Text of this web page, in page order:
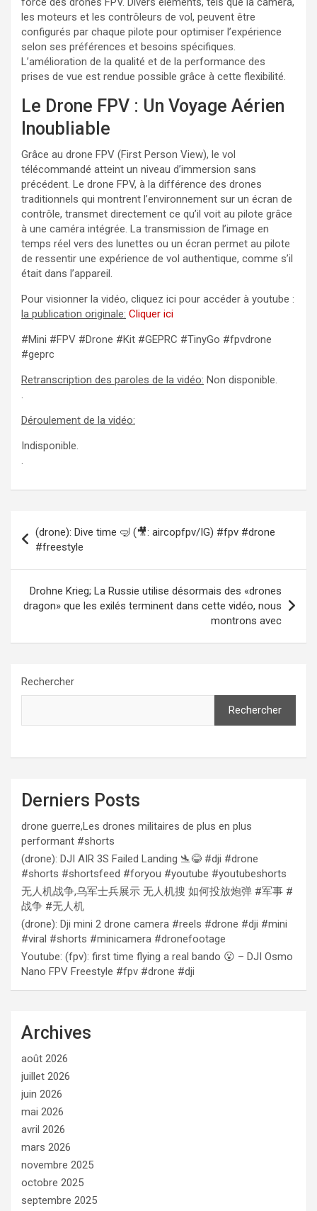
les moteurs et les contrôleurs de vol, peuvent être
configurés par chaque pilote pour optimiser l’expérience
selon ses préférences et besoins spécifiques.
L’amélioration de la qualité et de la performance des
prises de vue est rendue possible grâce à cette flexibilité.
Le Drone FPV : Un Voyage Aérien
Inoubliable
Grâce au drone FPV (First Person View), le vol
télécommandé atteint un niveau d’immersion sans
précédent. Le drone FPV, à la différence des drones
traditionnels qui montrent l’environnement sur un écran de
contrôle, transmet directement ce qu’il voit au pilote grâce
à une caméra intégrée. La transmission de l’image en
temps réel vers des lunettes ou un écran permet au pilote
de ressentir une expérience de vol authentique, comme s’il
était dans l’appareil.
Pour visionner la vidéo, cliquez ici pour accéder à youtube :
la publication originale: Cliquer ici
#Mini #FPV #Drone #Kit #GEPRC #TinyGo #fpvdrone
#geprc
Retranscription des paroles de la vidéo: Non disponible.
.
Déroulement de la vidéo:
Indisponible.
.
de
l’article
(drone): Dive time 🤿 (🎥: aircopfpv/IG) #fpv #drone
#freestyle
Drohne Krieg; La Russie utilise désormais des «drones
dragon» que les exilés terminent dans cette vidéo, nous
montrons avec
Rechercher
Rechercher
Derniers Posts
drone guerre,Les drones militaires de plus en plus
performant #shorts
(drone): DJI AIR 3S Failed Landing 🛬😂 #dji #drone
#shorts #shortsfeed #foryou #youtube #youtubeshorts
无人机战争,乌军士兵展示 无人机搜 如何投放炮弹 #军事 #
战争 #无人机
(drone): Dji mini 2 drone camera #reels #drone #dji #mini
#viral #shorts #minicamera #dronefootage
Youtube: (fpv): first time flying a real bando 😮 – DJI Osmo
Nano FPV Freestyle #fpv #drone #dji
Archives
août 2026
juillet 2026
juin 2026
mai 2026
avril 2026
mars 2026
novembre 2025
octobre 2025
septembre 2025